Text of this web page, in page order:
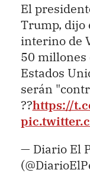
El
Trump, dijo
interino de
50 millones
Estados
serán
??https://
— Diario El